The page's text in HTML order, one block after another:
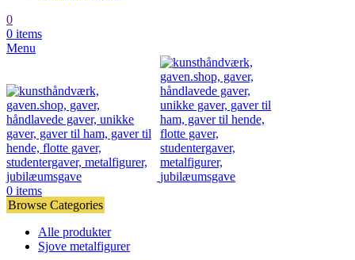
0
0 items
Menu
0 items
Browse Categories
Alle produkter
Sjove metalfigurer